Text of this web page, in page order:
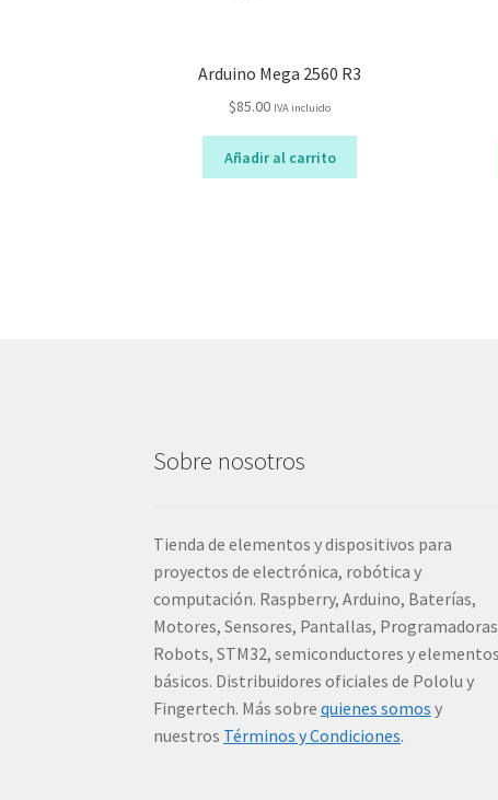
Arduino Mega 2560 R3
$85.00 IVA incluido
Añadir al carrito
Sobre nosotros
Tienda de elementos y dispositivos para
proyectos de electrónica, robótica y
computación. Raspberry, Arduino, Baterías,
Motores, Sensores, Pantallas,
Robots, STM32, semiconductores y elementos
básicos. Distribuidores oficiales de Pololu y
Fingertech. Más sobrequienes somos y
nuestros Términos y Condiciones.